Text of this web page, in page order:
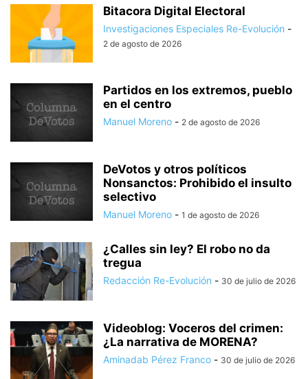
Bitacora Digital Electoral
Investigaciones Especiales Re-Evolución -
2 de agosto de 2026
Partidos en los extremos, pueblo
en el centro
Manuel Moreno - 2 de agosto de 2026
DeVotos y otros políticos
Nonsanctos: Prohibido el insulto
selectivo
Manuel Moreno - 1 de agosto de 2026
¿Calles sin ley? El robo no da
tregua
Redacción Re-Evolución - 30 de julio de 2026
Videoblog: Voceros del crimen:
¿La narrativa de MORENA?
Aminadab Pérez Franco - 30 de julio de 2026